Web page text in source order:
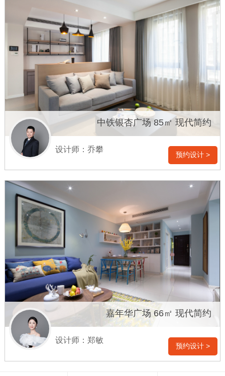
中铁银杏广场 85㎡ 现代简约
设计师：乔攀
预约设计 >
嘉年华广场 66㎡ 现代简约
设计师：郑敏
预约设计 >